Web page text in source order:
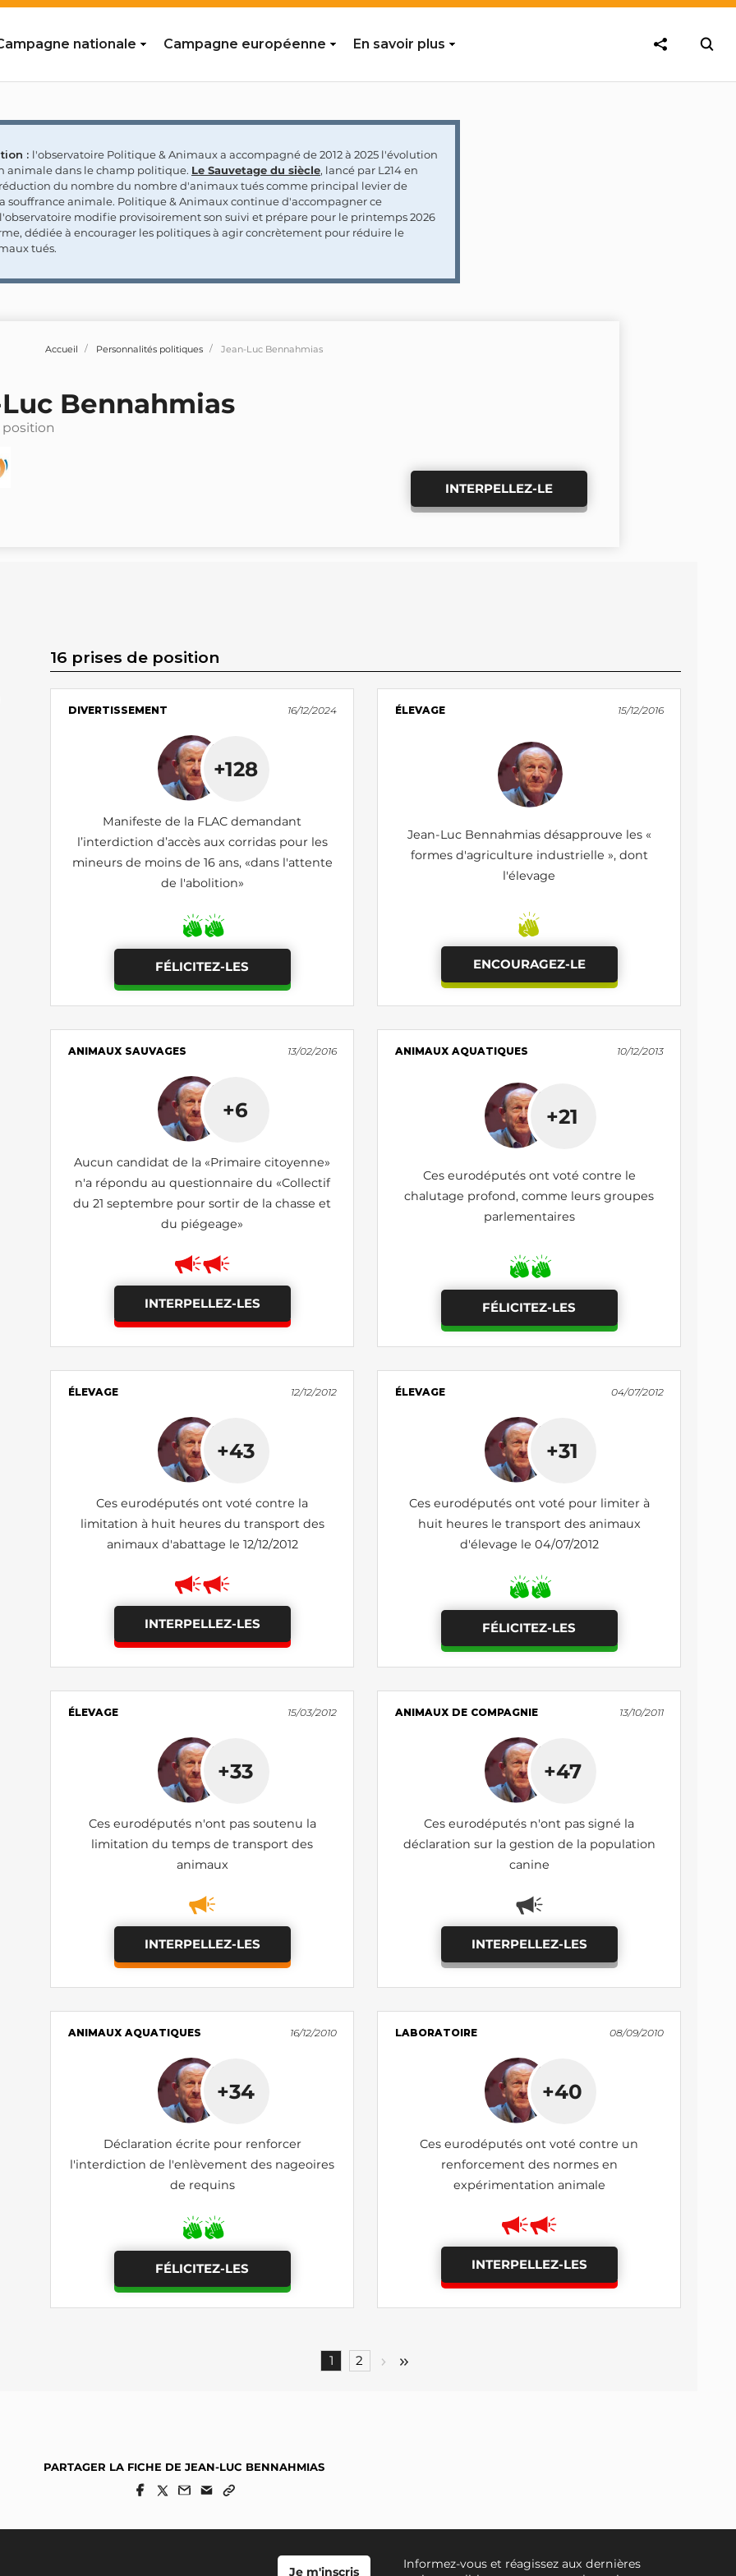
nationale Campagne européenne En savoir plus
: l'observatoire Politique & Animaux a accompagné de 2012 à 2025 l'évolution
animale dans le champ politique. Le Sauvetage du siècle, lancé par L214 en
réduction du nombre du nombre d'animaux tués comme principal levier de
souffrance animale. Politique & Animaux continue d'accompagner ce
modifie provisoirement son suivi et prépare pour le printemps 2026
dédiée à encourager les politiques à agir concrètement pour réduire le
tués.
Accueil Personnalités politiques Jean-Luc Bennahmias
Bennahmias
position
INTERPELLEZ-LE
16 prises de position
DIVERTISSEMENT 16/12/2024
+128
Manifeste de la FLAC demandant
l’interdiction d’accès aux corridas pour les
mineurs de moins de 16 ans, «dans l'attente
de l'abolition»
FÉLICITEZ-LES
ÉLEVAGE 15/12/2016
Jean-Luc Bennahmias désapprouve les «
formes d'agriculture industrielle », dont
l'élevage
ENCOURAGEZ-LE
ANIMAUX SAUVAGES 13/02/2016
+6
Aucun candidat de la «Primaire citoyenne»
n'a répondu au questionnaire du «Collectif
du 21 septembre pour sortir de la chasse et
du piégeage»
INTERPELLEZ-LES
ANIMAUX AQUATIQUES 10/12/2013
+21
Ces eurodéputés ont voté contre le
chalutage profond, comme leurs groupes
parlementaires
FÉLICITEZ-LES
ÉLEVAGE 12/12/2012
+43
Ces eurodéputés ont voté contre la
limitation à huit heures du transport des
animaux d'abattage le 12/12/2012
INTERPELLEZ-LES
ÉLEVAGE 04/07/2012
+31
Ces eurodéputés ont voté pour limiter à
huit heures le transport des animaux
d'élevage le 04/07/2012
FÉLICITEZ-LES
ÉLEVAGE 15/03/2012
+33
Ces eurodéputés n'ont pas soutenu la
limitation du temps de transport des
animaux
INTERPELLEZ-LES
ANIMAUX DE COMPAGNIE 13/10/2011
+47
Ces eurodéputés n'ont pas signé la
déclaration sur la gestion de la population
canine
INTERPELLEZ-LES
ANIMAUX AQUATIQUES 16/12/2010
+34
Déclaration écrite pour renforcer
l'interdiction de l'enlèvement des nageoires
de requins
FÉLICITEZ-LES
LABORATOIRE 08/09/2010
+40
Ces eurodéputés ont voté contre un
renforcement des normes en
expérimentation animale
INTERPELLEZ-LES
1 2
PARTAGER LA FICHE DE JEAN-LUC BENNAHMIAS
Informez-vous et réagissez aux dernières